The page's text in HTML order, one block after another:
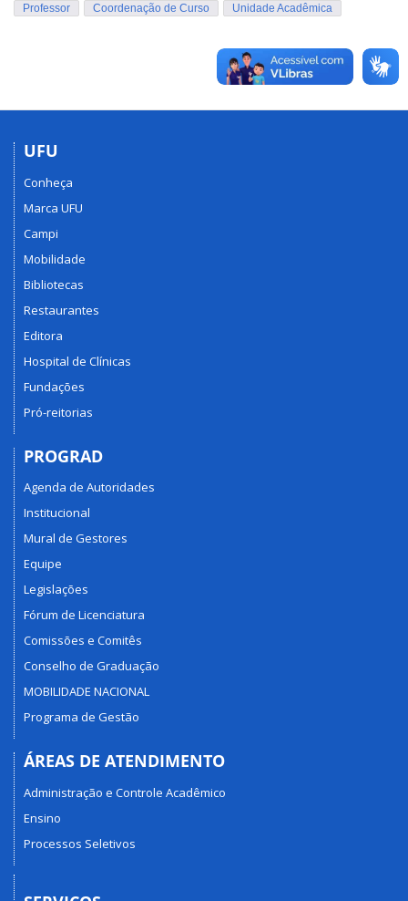
Professor
Coordenação de Curso Unidade Acadêmica
UFU
Conheça
Marca UFU
Campi
Mobilidade
Bibliotecas
Restaurantes
Editora
Hospital de Clínicas
Fundações
Pró-reitorias
PROGRAD
Agenda de Autoridades
Institucional
Mural de Gestores
Equipe
Legislações
Fórum de Licenciatura
Comissões e Comitês
Conselho de Graduação
MOBILIDADE NACIONAL
Programa de Gestão
ÁREAS DE ATENDIMENTO
Administração e Controle Acadêmico
Ensino
Processos Seletivos